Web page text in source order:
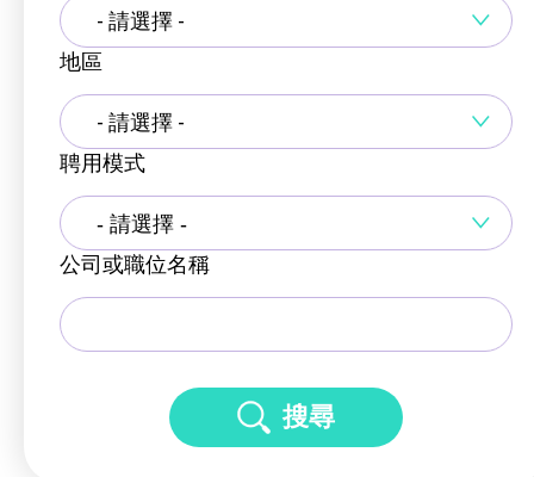
- 請選擇 -
地區
- 請選擇 -
聘用模式
公司或職位名稱
搜尋